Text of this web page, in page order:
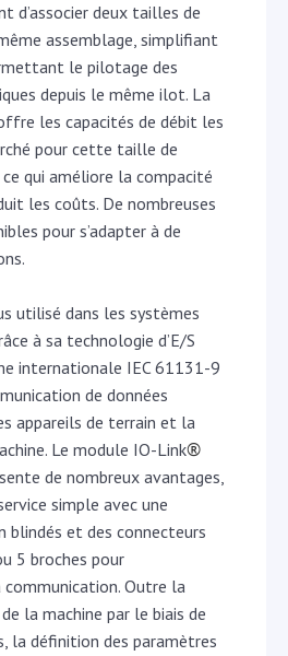
d’associer deux tailles de
assemblage, simplifiant
le pilotage des
depuis le même ilot. La
les capacités de débit les
pour cette taille de
qui améliore la compacité
les coûts. De nombreuses
pour s’adapter à de
utilisé dans les systèmes
à sa technologie d’E/S
internationale IEC 61131-9
de données
appareils de terrain et la
Le module IO-Link®
de nombreux avantages,
simple avec une
blindés et des connecteurs
5 broches pour
Outre la
la machine par le biais de
la définition des paramètres